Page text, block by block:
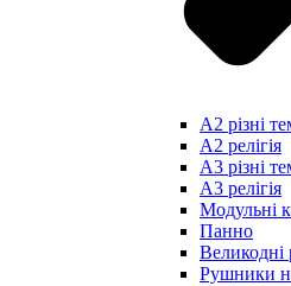
А2 різні
А2 релігія
А3 різні
А3 релігія
Модульні
Панно
Рушники